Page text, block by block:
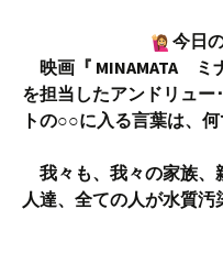
今日
映画『 MINAMATA ミ
を担当したアンドリュ
トの○○に入る言葉は、何
我々も、我々の家族、
人達、全ての人が水質汚